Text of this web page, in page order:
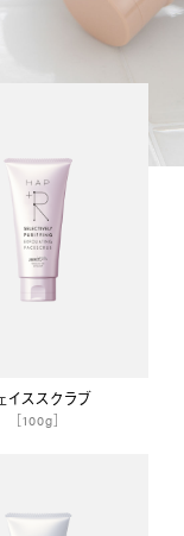
イススクラブ
［100g］